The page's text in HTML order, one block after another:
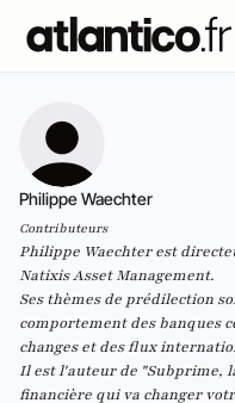
Philippe Waechter
Contributeurs
Philippe Waechter est
Natixis Asset Management.
Ses thèmes de prédilection
comportement des banques
changes et des flux
Il est l'auteur de "Subprime,
financière qui va changer